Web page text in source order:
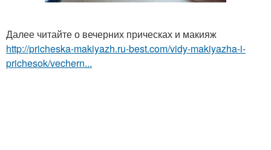
Далее читайте о вечерних прическах и макияж
http://pricheska-makiyazh.ru-best.com/vidy-makiyazha-i-
prichesok/vechern...